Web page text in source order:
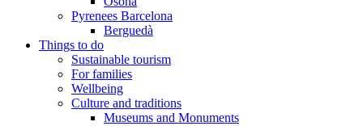
Pyrenees Barcelona
Berguedà
Things to do
Sustainable tourism
For families
Wellbeing
Culture and traditions
Museums and Monuments